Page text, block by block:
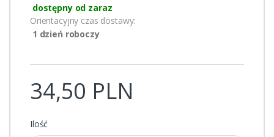
dostępny od zaraz
Orientacyjny czas dostawy:
1 dzień roboczy
34,50 PLN
Ilość